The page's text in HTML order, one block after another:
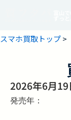
スマホ買取トップ>
2026年6月
発売年：